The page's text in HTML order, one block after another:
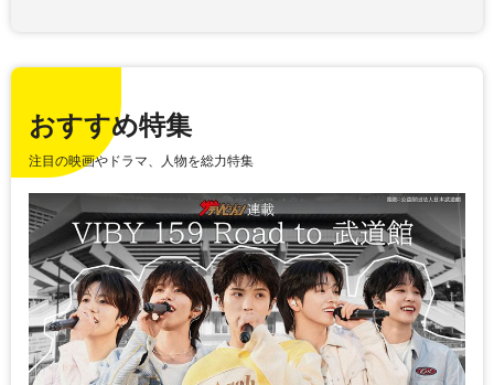
おすすめ特集
注目の映画やドラマ、人物を総力特集